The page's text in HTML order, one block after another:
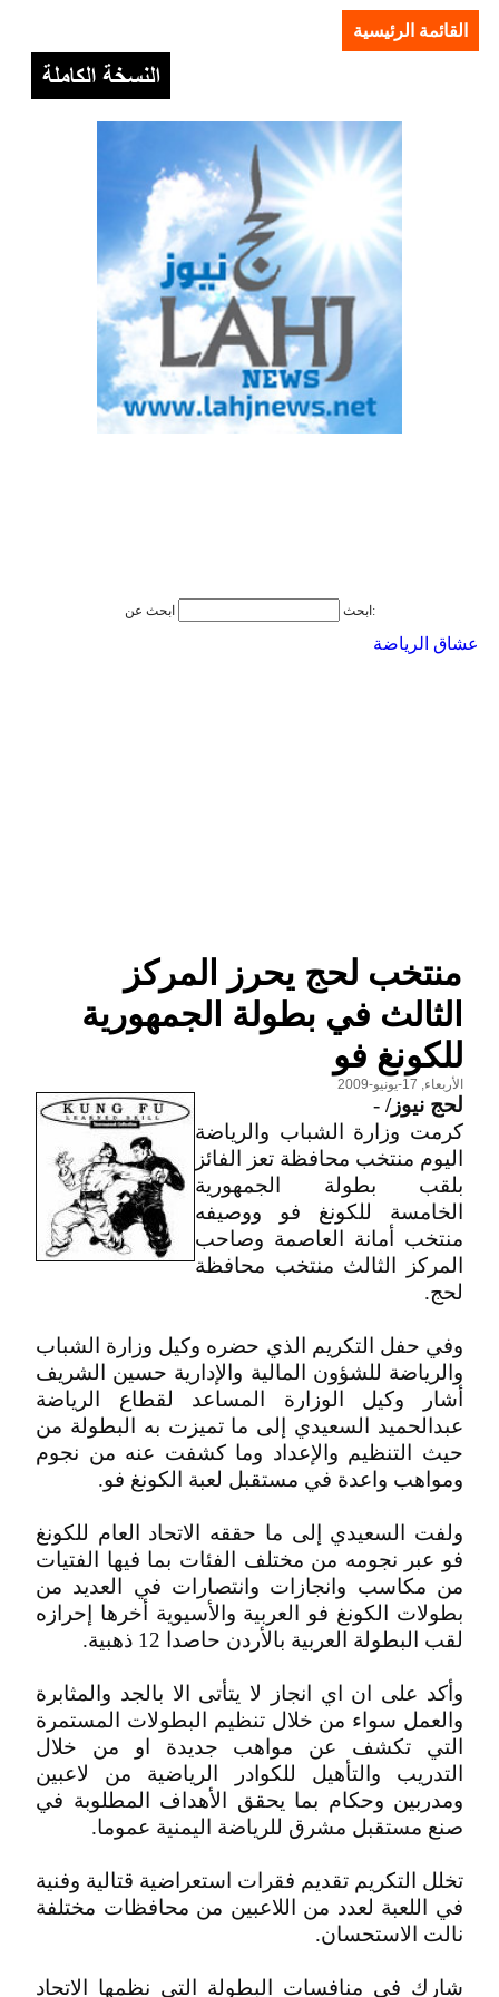
القائمة الرئيسية
ابحث ابحث عن:
عشاق الرياضة
منتخب لحج يحرز المركز
الثالث في بطولة الجمهورية
للكونغ فو
الأربعاء, 17-يونيو-2009
لحج نيوز/ -
كرمت وزارة الشباب والرياضة
اليوم منتخب محافظة تعز الفائز
بلقب بطولة الجمهورية
الخامسة للكونغ فو ووصيفه
منتخب أمانة العاصمة وصاحب
المركز الثالث منتخب محافظة
لحج.
وفي حفل التكريم الذي حضره وكيل وزارة الشباب
والرياضة للشؤون المالية والإدارية حسين الشريف
أشار وكيل الوزارة المساعد لقطاع الرياضة
عبدالحميد السعيدي إلى ما تميزت به البطولة من
حيث التنظيم والإعداد وما كشفت عنه من نجوم
ومواهب واعدة في مستقبل لعبة الكونغ فو.
ولفت السعيدي إلى ما حققه الاتحاد العام للكونغ
فو عبر نجومه من مختلف الفئات بما فيها الفتيات
من مكاسب وانجازات وانتصارات في العديد من
بطولات الكونغ فو العربية والأسيوية أخرها إحرازه
لقب البطولة العربية بالأردن حاصدا 12 ذهبية.
وأكد على ان اي انجاز لا يتأتى الا بالجد والمثابرة
والعمل سواء من خلال تنظيم البطولات المستمرة
التي تكشف عن مواهب جديدة او من خلال
التدريب والتأهيل للكوادر الرياضية من لاعبين
ومدربين وحكام بما يحقق الأهداف المطلوبة في
صنع مستقبل مشرق للرياضة اليمنية عموما.
تخلل التكريم تقديم فقرات استعراضية قتالية وفنية
في اللعبة لعدد من اللاعبين من محافظات مختلفة
نالت الاستحسان.
شارك في منافسات البطولة التي نظمها الاتحاد